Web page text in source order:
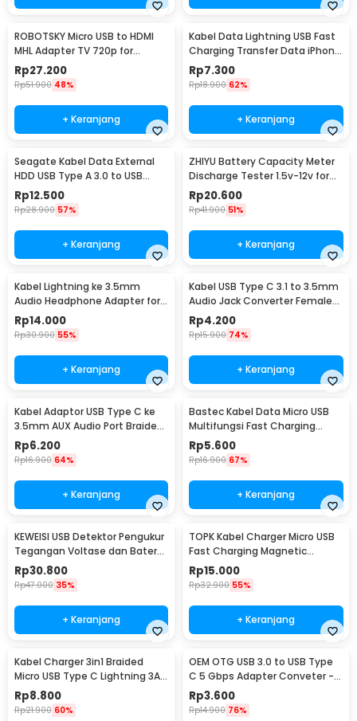
ROBOTSKY Micro USB to HDMI
MHL Adapter TV 720p for
Smartphone - S2
Rp27.200
Rp51.900 48%
+ Keranjang
Kabel Data Lightning USB Fast
Charging Transfer Data iPhone
2.4A 1M - S-IP5G
Rp7.300
Rp18.900 62%
+ Keranjang
Seagate Kabel Data External
HDD USB Type A 3.0 to USB
Micro B Cable 50cm - OD5.5
(ORIGINAL)
Rp12.500
Rp28.900 57%
+ Keranjang
ZHIYU Battery Capacity Meter
Discharge Tester 1.5v-12v for
18650 - HW-586
Rp20.600
Rp41.900 51%
+ Keranjang
Kabel Lightning ke 3.5mm
Audio Headphone Adapter for
iPhone - JH-001
Rp14.000
Rp30.900 55%
+ Keranjang
Kabel USB Type C 3.1 to 3.5mm
Audio Jack Converter Female
10.5cm - L41
Rp4.200
Rp15.900 74%
+ Keranjang
Kabel Adaptor USB Type C ke
3.5mm AUX Audio Port Braided
- PJ1645-01
Rp6.200
Rp16.900 64%
+ Keranjang
Bastec Kabel Data Micro USB
Multifungsi Fast Charging
Braided 100cm - BN100
Rp5.600
Rp16.900 67%
+ Keranjang
KEWEISI USB Detektor Pengukur
Tegangan Voltase dan Baterai
Tester - KWS-V20
Rp30.800
Rp47.000 35%
+ Keranjang
TOPK Kabel Charger Micro USB
Fast Charging Magnetic
Braided 5V 2.4A 1M - CS1711
Rp15.000
Rp32.900 55%
+ Keranjang
Kabel Charger 3in1 Braided
Micro USB Type C Lightning 3A
1.2M - US186
Rp8.800
Rp21.900 60%
OEM OTG USB 3.0 to USB Type
C 5 Gbps Adapter Conveter -
US154
Rp3.600
Rp14.900 76%